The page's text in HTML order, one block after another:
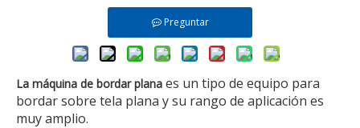
Preguntar
La máquina de bordar plana es un tipo de equipo para
bordar sobre tela plana y su rango de aplicación es
muy amplio.